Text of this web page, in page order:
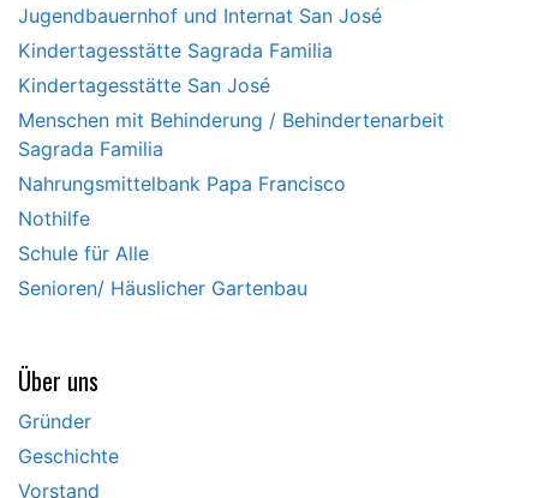
Jugendbauernhof und Internat San José
Kindertagesstätte Sagrada Familia
Kindertagesstätte San José
Menschen mit Behinderung / Behindertenarbeit
Sagrada Familia
Nahrungsmittelbank Papa Francisco
Nothilfe
Schule für Alle
Senioren/ Häuslicher Gartenbau
Über uns
Gründer
Geschichte
Vorstand